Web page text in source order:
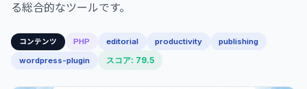
る総合的なツールです。
コンテンツ PHP editorial productivity
publishing
wordpress-plugin
スコア: 79.5